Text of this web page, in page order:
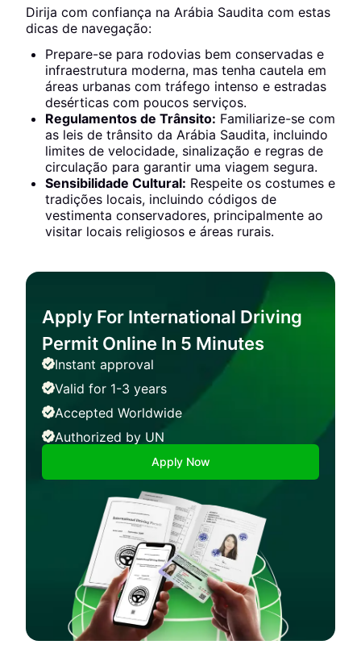
Dirija com confiança na Arábia Saudita com estas
dicas de navegação:
Prepare-se para rodovias bem conservadas e
infraestrutura moderna, mas tenha cautela em
áreas urbanas com tráfego intenso e estradas
desérticas com poucos serviços.
Regulamentos de Trânsito: Familiarize-se com
as leis de trânsito da Arábia Saudita, incluindo
limites de velocidade, sinalização e regras de
circulação para garantir uma viagem segura.
Sensibilidade Cultural: Respeite os costumes e
tradições locais, incluindo códigos de
vestimenta conservadores, principalmente ao
visitar locais religiosos e áreas rurais.
Apply For International Driving
Permit Online In 5 Minutes
Instant approval
Valid for 1-3 years
Accepted Worldwide
Authorized by UN
Apply Now